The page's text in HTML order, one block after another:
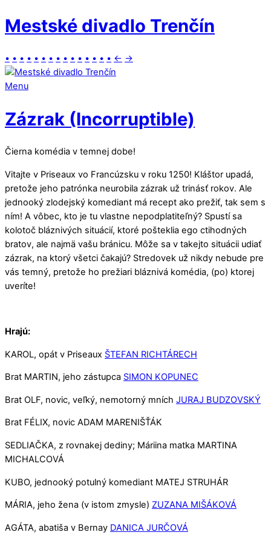
Mestské divadlo Trenčín
• • • • • • • • • • • • • • • ← →
Menu
Zázrak (Incorruptible)
Čierna komédia v temnej dobe!
Vitajte v Priseaux vo Francúzsku v roku 1250! Kláštor upadá,
pretože jeho patrónka neurobila zázrak už trinásť rokov. Ale
jednooký zlodejský komediant má recept ako prežiť, tak sem s
ním! A vôbec, kto je tu vlastne nepodplatiteľný? Spustí sa
kolotoč bláznivých situácií, ktoré pošteklia ego ctihodných
bratov, ale najmä vašu bránicu. Môže sa v takejto situácii udiať
zázrak, na ktorý všetci čakajú? Stredovek už nikdy nebude pre
vás temný, pretože ho prežiari bláznivá komédia, (po) ktorej
uveríte!
Hrajú:
KAROL, opát v Priseaux ŠTEFAN RICHTÁRECH
Brat MARTIN, jeho zástupca SIMON KOPUNEC
Brat OLF, novic, veľký, nemotorný mních JURAJ BUDZOVSKÝ
Brat FÉLIX, novic ADAM MARENIŠŤÁK
SEDLIAČKA, z rovnakej dediny; Máriina matka MARTINA
MICHALCOVÁ
KUBO, jednooký potulný komediant MATEJ STRUHÁR
MÁRIA, jeho žena (v istom zmysle) ZUZANA MIŠÁKOVÁ
AGÁTA, abatiša v Bernay DANICA JURČOVÁ